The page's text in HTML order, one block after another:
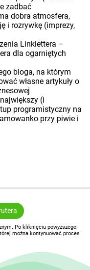
zadbać
dobra atmosfera,
i rozrywkę (imprezy,
Linklettera –
dla ogarniętych
bloga, na którym
własne artykuły o
(i
programistyczny na
przy piwie i
Po kliknięciu powyższego
można kontynuować proces